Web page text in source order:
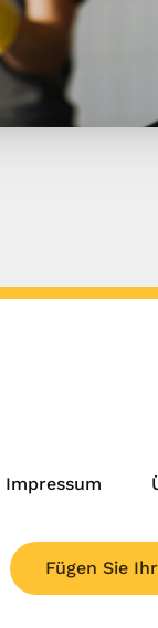
Impressum
Fügen Sie